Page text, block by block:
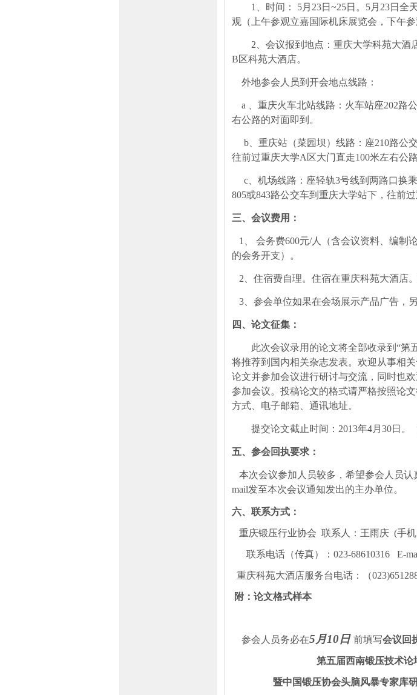
1 、时间： 5月 23日 ~25日。 5月 23日全
观（上午参观立嘉国际机床展览会，下午
2 、会议报到地点：重庆大学科苑大
B区科苑大酒店。
外地参会人员到开会地点线路：
a 、重庆火车北站线路：火车站座202路
右公路的对面即到。
b 、重庆站（菜园坝）线路：座210路公
往前过重庆大学A 区大门直走100米左右公
c 、机场线路：座轻轨3号线到两路口换乘
805或843路公交车到重庆大学站下，往前
三、会议费用：
1 会务费600元/人（含会议资料、编制
的会务开支）。
2 、住宿费自理。住宿在重庆科苑大酒店
3 、参会单位如果在会场展示产品广告，
四、 论文征集：
此次会议录用的论文将全部收录到“第
将推荐到国内相关杂志发表。欢迎从事相
论文并参加会议进行研讨与交流，同时也
参加会议。投稿论文的格式请严格按照论
方式、电子邮箱、通讯地址。
提交论文截止时间： 2013年4月 30日。
五、 参会回执要求：
本次会议参加人员较多，希望参会人员
mail发至本次会议通知发出的主办单位。
六、 联系方式：
重庆锻压行业协会 联系人：王雨庆 (手机
联系电话（传真）： 023-68610316 E-
重庆科苑大酒店服务台电话：（
附：论文格式样本
参会人员务必在5 月10日 前填写会议回
第五届西南锻压技术论
暨中国锻压协会头脑风暴专家库